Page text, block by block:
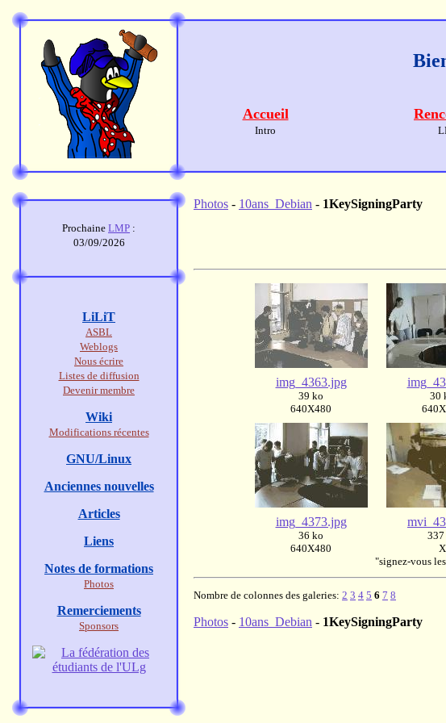
Accueil
Intro
Photos - 10ans_Debian - 1KeySigningParty
img_4363.jpg
39 ko
640X480
30
img_4373.jpg
36 ko
640X480
337
X
"signez-vous
Nombre de colonnes des galeries: 2 3 4 5 6 7 8
Photos - 10ans_Debian - 1KeySigningParty
Prochaine LMP :
03/09/2026
LiLiT
ASBL
Weblogs
Nous écrire
Listes de diffusion
Devenir membre
Wiki
Modifications récentes
GNU/Linux
Anciennes nouvelles
Articles
Liens
Notes de formations
Photos
Remerciements
Sponsors